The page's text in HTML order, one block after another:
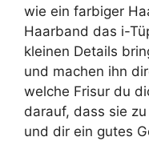
wie ein farbiger
Haarband das i-
kleinen Details
und machen ihn
welche Frisur du
darauf, dass sie
und dir ein gutes